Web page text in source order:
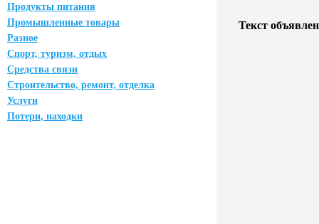
Продукты питания
Промышленные товары
Разное
Спорт, туризм, отдых
Средства связи
Строительство, ремонт, отделка
Услуги
Потери, находки
Текст